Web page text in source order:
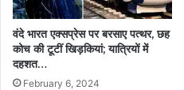
वंदे भारत एक्सप्रेस पर बरसाए पत्थर, छह
कोच की टूटीं खिड़कियां; यात्रियों में
दहशत…
February 6, 2024